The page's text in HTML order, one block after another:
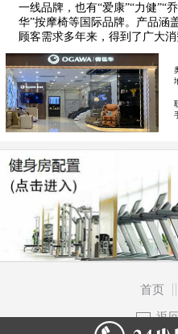
一线品牌，也有“爱康”“力健”“
华”按摩椅等国际品牌。产品涵
顾客需求多年来，得到了广大消
首页
返